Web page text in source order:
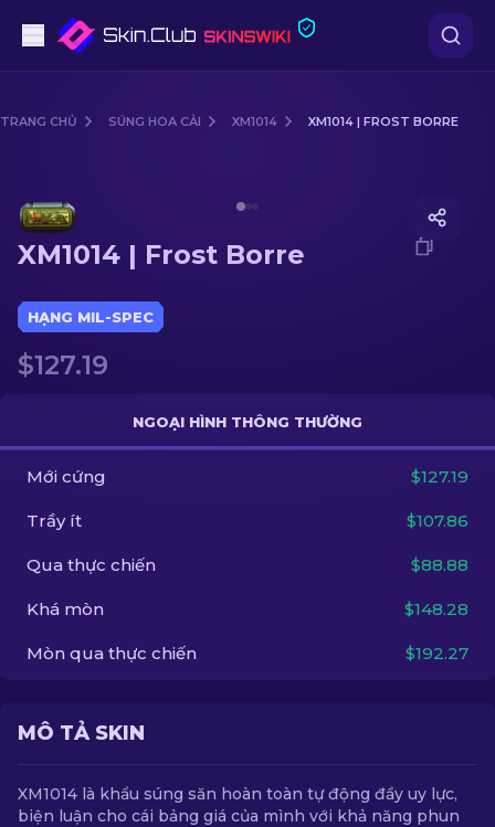
Súng trường
Súng trường Bắn tỉa
Dao
Găng tay
Khác
TRANG CHỦ SÚNG HOA CẢI XM1014 XM1014 | FROST BORRE
XM1014 | Frost Borre
HẠNG MIL-SPEC
$127.19
NGOẠI HÌNH THÔNG THƯỜNG
Mới cứng $127.19
Trầy ít $107.86
Qua thực chiến $88.88
Khá mòn $148.28
Mòn qua thực chiến $192.27
MÔ TẢ SKIN
XM1014 là khẩu súng săn hoàn toàn tự động đầy uy lực,
biện luận cho cái bảng giá của mình với khả năng phun